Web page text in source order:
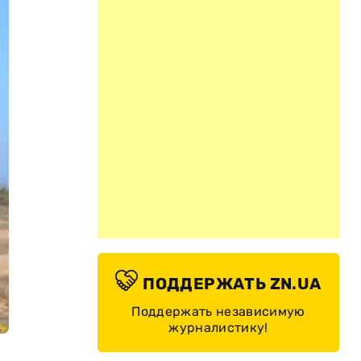
ПОДДЕРЖАТЬ ZN.UA
Поддержать независимую
журналистику!